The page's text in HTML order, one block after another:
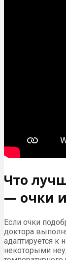
Что
— очки
Если очки
доктора
адаптируется к
некоторыми